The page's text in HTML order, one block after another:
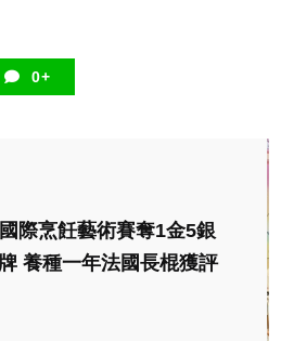
0+
際烹飪藝術賽奪1金5銀
養種一年法國長棍獲評